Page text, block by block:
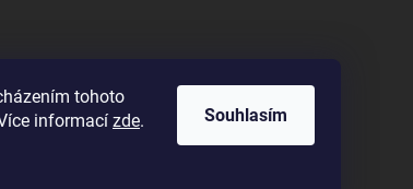
tohoto
informací zde. Souhlasím